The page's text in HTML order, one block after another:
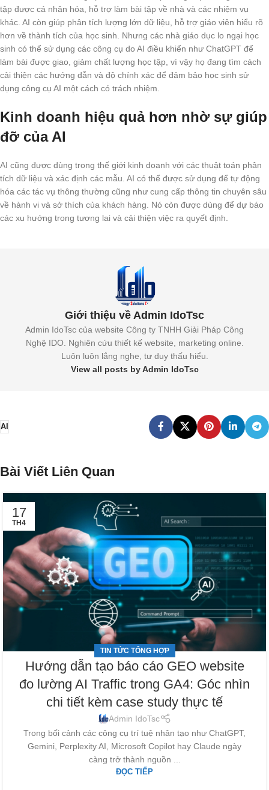
tập được cá nhân hóa, hỗ trợ làm bài tập về nhà và các nhiệm vụ
khác. AI còn giúp phân tích lượng lớn dữ liệu, hỗ trợ giáo viên hiểu rõ
hơn về thành tích của học sinh. Nhưng các nhà giáo dục lo ngại học
sinh có thể sử dụng các công cụ do AI điều khiển như ChatGPT để
làm bài được giao, giảm chất lượng học tập, vì vậy họ đang tìm cách
cải thiện các hướng dẫn và độ chính xác để đảm bảo học sinh sử
dụng công cụ AI một cách có trách nhiệm.
Kinh doanh hiệu quả hơn nhờ sự giúp
đỡ của AI
AI cũng được dùng trong thế giới kinh doanh với các thuật toán phân
tích dữ liệu và xác định các mẫu. AI có thể được sử dụng để tự động
hóa các tác vụ thông thường cũng như cung cấp thông tin chuyên sâu
về hành vi và sở thích của khách hàng. Nó còn được dùng để dự báo
các xu hướng trong tương lai và cải thiện việc ra quyết định.
Giới thiệu về Admin IdoTsc
Admin IdoTsc của website Công ty TNHH Giải Pháp Công
Nghệ IDO. Nghiên cứu thiết kế website, marketing online.
Luôn luôn lắng nghe, tư duy thấu hiểu.
View all posts by Admin IdoTsc
AI
Bài Viết Liên Quan
17
TH4
TIN TỨC TỔNG HỢP
Hướng dẫn tạo báo cáo GEO website
đo lường AI Traffic trong GA4: Góc nhìn
chi tiết kèm case study thực tế
Admin IdoTsc
Trong bối cảnh các công cụ trí tuệ nhân tạo như ChatGPT,
Gemini, Perplexity AI, Microsoft Copilot hay Claude ngày
càng trở thành nguồn ...
ĐỌC TIẾP